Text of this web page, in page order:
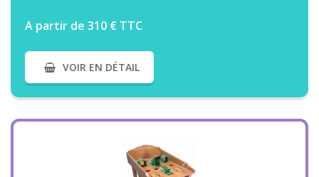
A partir de 310 € TTC
VOIR EN DÉTAIL